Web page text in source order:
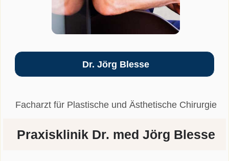
Dr. Jörg Blesse
Facharzt für Plastische und Ästhetische Chirurgie
Praxisklinik Dr. med Jörg Blesse